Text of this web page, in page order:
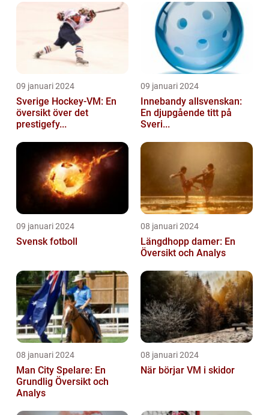
09 januari 2024
Sverige Hockey-VM: En
översikt över det
prestigefy...
09 januari 2024
Innebandy allsvenskan:
En djupgående titt på
Sveri...
09 januari 2024
Svensk fotboll
08 januari 2024
Längdhopp damer: En
Översikt och Analys
08 januari 2024
Man City Spelare: En
Grundlig Översikt och
Analys
08 januari 2024
När börjar VM i skidor